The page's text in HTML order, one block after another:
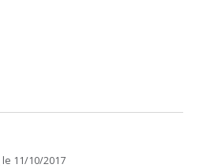
le 11/10/2017